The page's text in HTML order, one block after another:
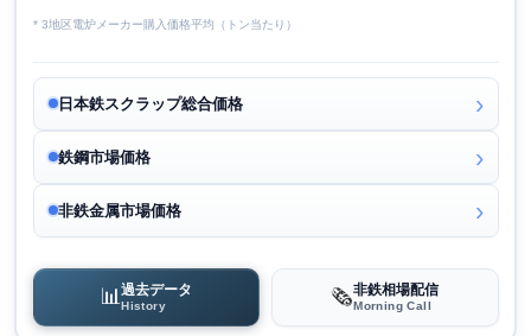
* 3地区電炉メーカー購入価格平均（トン当たり）
日本鉄スクラップ総合価格
鉄鋼市場価格
非鉄金属市場価格
📊過去データ
History 🗞️非鉄相場配信
Morning Call